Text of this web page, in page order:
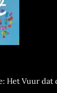
Het Vuur dat